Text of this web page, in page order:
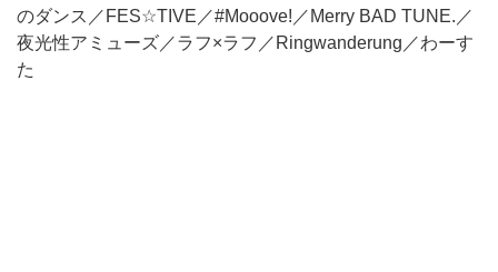
のダンス／FES☆TIVE／#Mooove!／Merry BAD TUNE.／
夜光性アミューズ／ラフ×ラフ／Ringwanderung／わーす
た